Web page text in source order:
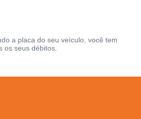
a placa do seu veículo, você tem
os seus débitos.